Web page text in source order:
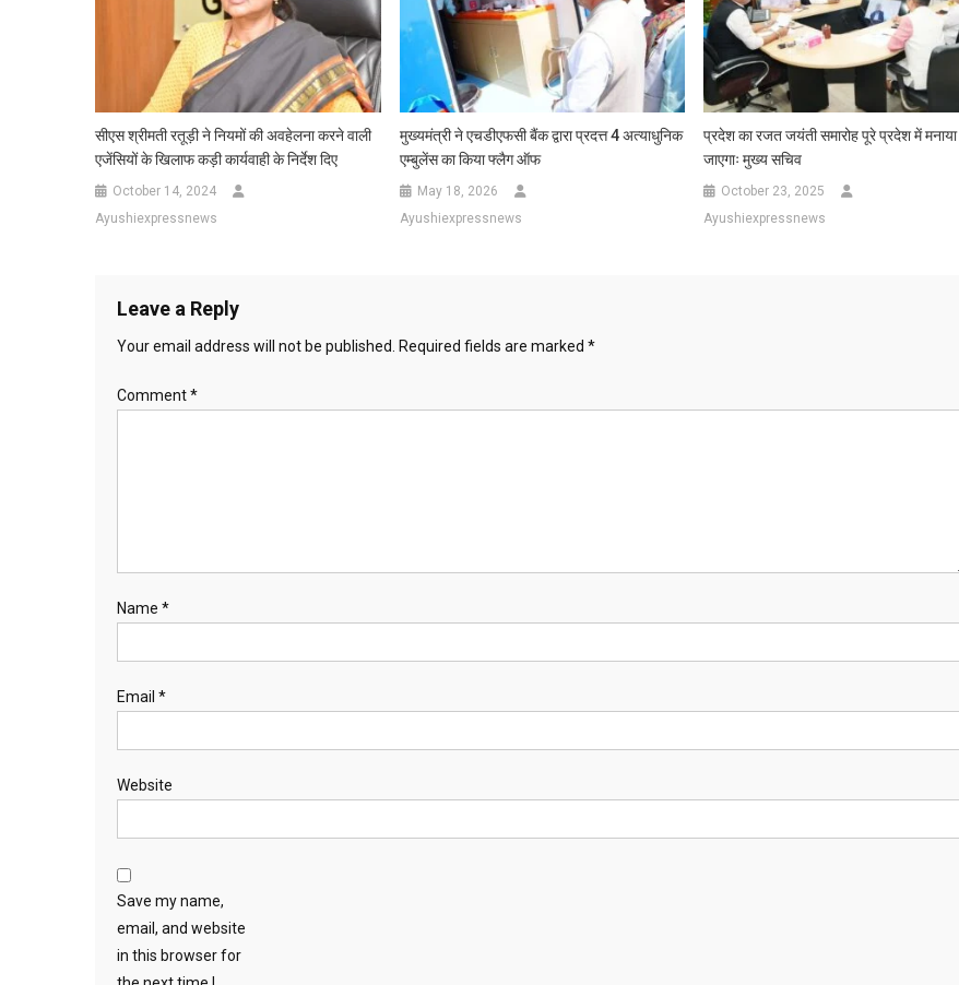
सीएस श्रीमती रतूड़ी ने नियमों की अवहेलना करने वाली
एजेंसियों के खिलाफ कड़ी कार्यवाही के निर्देश दिए
October 14, 2024
Ayushiexpressnews
मुख्यमंत्री ने एचडीएफसी बैंक द्वारा प्रदत्त 4 अत्याधुनिक
एम्बुलेंस का किया फ्लैग ऑफ
May 18, 2026
Ayushiexpressnews
प्रदेश का रजत जयंती समारोह पूरे प्रदेश में मनाया
जाएगाः मुख्य सचिव
October 23, 2025
Ayushiexpressnews
Leave a Reply
Your email address will not be published. Required fields are marked *
Comment*
Name *
Email *
Website
Save my name,
email, and website
in this browser for